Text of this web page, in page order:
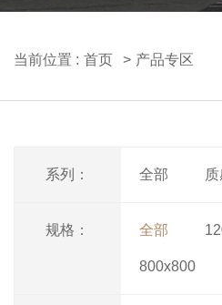
当前位置 : 首页 产品专区
系列： 全部
规格： 全部
800x800